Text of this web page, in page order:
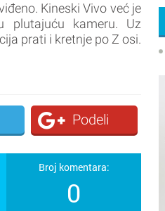
Kineski Vivo već je
plutajuću kameru. Uz
prati i kretnje po Z osi.
Podeli
Broj komentara:
0